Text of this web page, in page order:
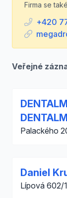
Firma se
+420
Veřejné
Palackého
Daniel
Lípová 602/